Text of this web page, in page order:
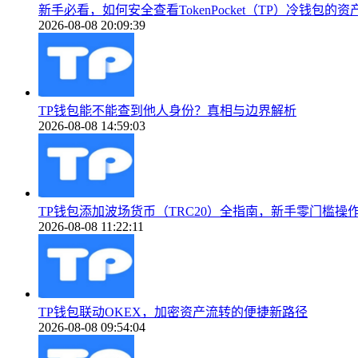
新手必看，如何安全查看TokenPocket（TP）冷钱包的资
2026-08-08 20:09:39
TP钱包能不能查到他人身份？真相与边界解析
2026-08-08 14:59:03
TP钱包添加波场货币（TRC20）全指南，新手零门槛操
2026-08-08 11:22:11
TP钱包联动OKEX，加密资产流转的便捷新路径
2026-08-08 09:54:04